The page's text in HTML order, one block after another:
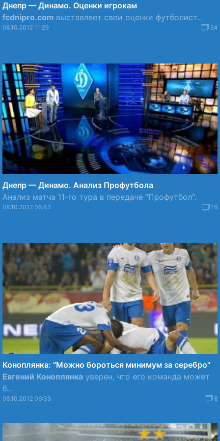
Днепр — Динамо. Оценки игрокам
fcdnipro.com выставляет свои оценки футболист...
08.10.2012 11:29 24
Днепр — Динамо. Анализ Профутбола
Анализ матча 11-го тура в передаче "Профутбол".
08.10.2012 06:43 16
Коноплянка: "Можно бороться минимум за серебро"
Евгений Коноплянка уверен, что его команда может
б...
08.10.2012 06:33 8